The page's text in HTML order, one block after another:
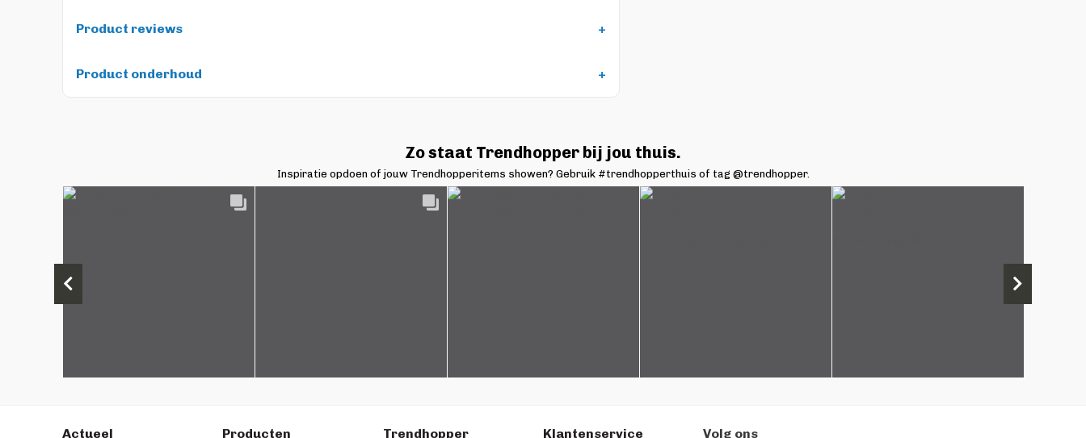
Product reviews
Product onderhoud
Zo staat Trendhopper bij jou thuis.
Inspiratie opdoen of jouw Trendhopperitems showen? Gebruik #trendhopperthuis of tag @trendhopper.
Actueel Producten Trendhopper Klantenservice Volg ons